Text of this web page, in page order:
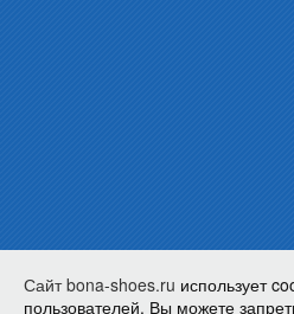
Сайт bona-shoes.ru использует
пользователей. Вы можете